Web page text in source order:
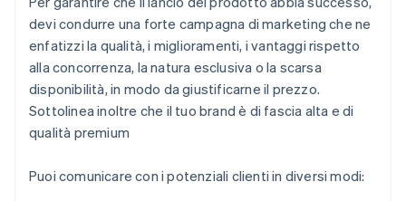
devi condurre una forte campagna di marketing che ne
enfatizzi la qualità, i miglioramenti, i vantaggi rispetto
alla concorrenza, la natura esclusiva o la scarsa
disponibilità, in modo da giustificarne il prezzo.
Sottolinea inoltre che il tuo brand è di fascia alta e di
qualità premium
Puoi comunicare con i potenziali clienti in diversi modi: